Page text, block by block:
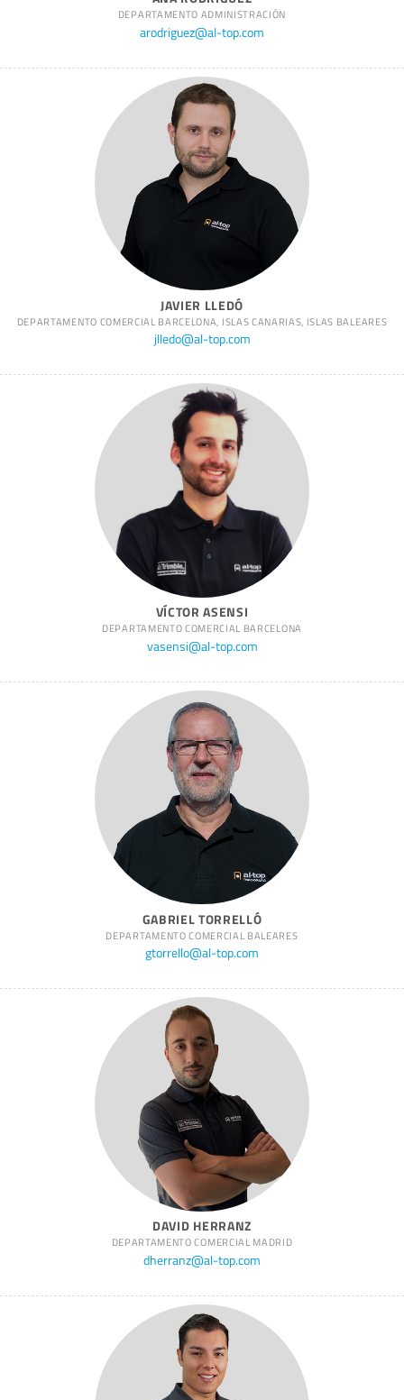
DEPARTAMENTO ADMINISTRACIÓN
arodriguez@al-top.com
JAVIER LLEDÓ
DEPARTAMENTO COMERCIAL BARCELONA, ISLAS CANARIAS, ISLAS BALEARES
jlledo@al-top.com
VÍCTOR ASENSI
DEPARTAMENTO COMERCIAL BARCELONA
vasensi@al-top.com
GABRIEL TORRELLÓ
DEPARTAMENTO COMERCIAL BALEARES
gtorrello@al-top.com
DAVID HERRANZ
DEPARTAMENTO COMERCIAL MADRID
dherranz@al-top.com